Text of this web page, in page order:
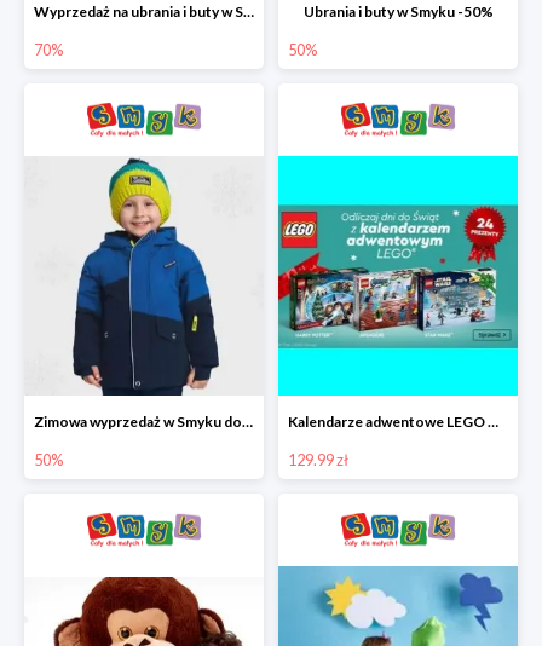
Wyprzedaż na ubrania i buty w Smyku do -70%
70%
Ubrania i buty w Smyku -50%
50%
Zimowa wyprzedaż w Smyku do -50%
50%
Kalendarze adwentowe LEGO w Smyku w super cenie
129.99 zł